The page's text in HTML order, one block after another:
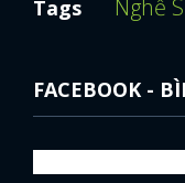
Tags Nghề
FACEBOOK -